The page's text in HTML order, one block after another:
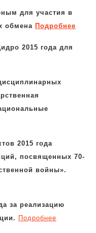
для участия в
обмена Подробнее
2015 года для
2015 года
посвященных 70-
войны».
за реализацию
Подробнее